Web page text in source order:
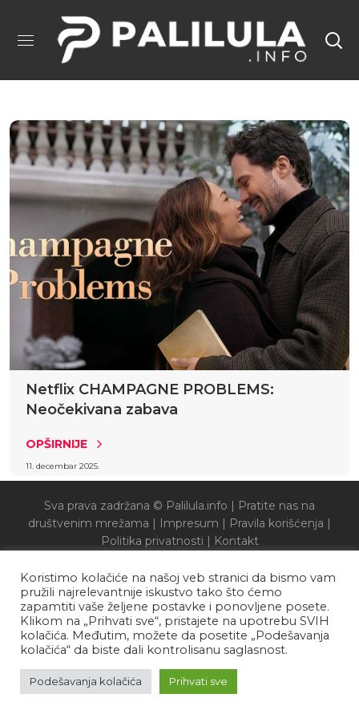
Netflix CHAMPAGNE PROBLEMS:
Neočekivana zabava
OPŠIRNIJE
11. decembar 2025.
Sva prava zadržana © Palilula.info | Pratite nas na
društvenim mrežama | Impresum | Pravila korišćenja |
Politika privatnosti | Kontakt
Koristimo kolačiće na našoj veb stranici da bismo vam
pružili najrelevantnije iskustvo tako što ćemo
zapamtiti vaše željene postavke i ponovljene posete.
Klikom na „Prihvati sve“, pristajete na upotrebu SVIH
kolačića. Međutim, možete da posetite „Podešavanja
kolačića“ da biste dali kontrolisanu saglasnost.
Podešavanja kolačića Prihvati sve